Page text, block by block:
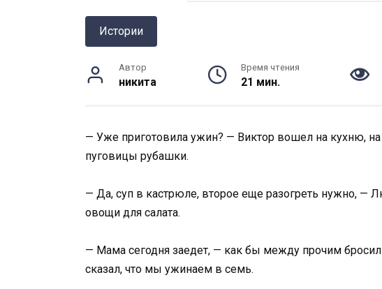
Истории
Автор
никита
Время чтения
21 мин.
— Уже приготовила ужин? — Виктор вошел на кухню, на
пуговицы рубашки.
— Да, суп в кастрюле, второе еще разогреть нужно, —
овощи для салата.
— Мама сегодня заедет, — как бы между прочим
сказал, что мы ужинаем в семь.